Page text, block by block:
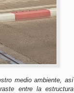
medio ambiente, así
entre la estructura